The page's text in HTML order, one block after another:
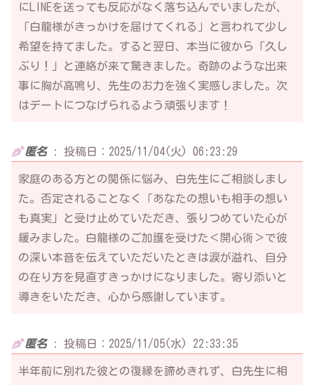
にLINEを送っても反応がなく落ち込んでいましたが、
「白龍様がきっかけを届けてくれる」と言われて少し
希望を持てました。すると翌日、本当に彼から「久し
ぶり！」と連絡が来て驚きました。奇跡のような出来
事に胸が高鳴り、先生のお力を強く実感しました。次
はデートにつなげられるよう頑張ります！
匿名: 投稿日：2025/11/04(火) 06:23:29
家庭のある方との関係に悩み、白先生にご相談しまし
た。否定されることなく「あなたの想いも相手の想い
も真実」と受け止めていただき、張りつめていた心が
緩みました。白龍様のご加護を受けた＜開心術＞で彼
の深い本音を伝えていただいたときは涙が溢れ、自分
の在り方を見直すきっかけになりました。寄り添いと
導きをいただき、心から感謝しています。
匿名: 投稿日：2025/11/05(水) 22:33:35
半年前に別れた彼との復縁を諦めきれず、白先生に相